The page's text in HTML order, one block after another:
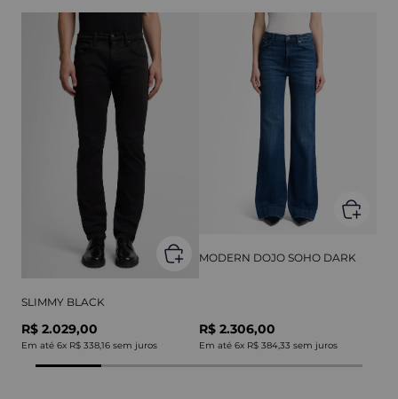
SLIMMY BLACK
R$ 2.029,00
Em até 6x R$ 338,16 sem juros
MODERN DOJO SOHO DARK
R$ 2.306,00
Em até 6x R$ 384,33 sem juros